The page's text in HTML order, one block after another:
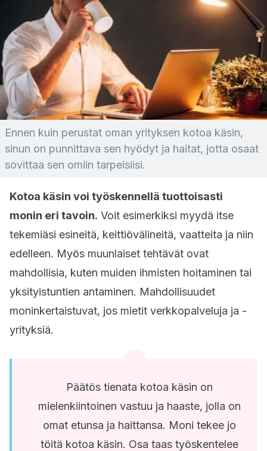
Ennen kuin perustat oman yrityksen kotoa käsin,
sinun on punnittava sen hyödyt ja haitat, jotta osaat
sovittaa sen omiin tarpeisiisi.
Kotoa käsin voi työskennellä tuottoisasti
monin eri tavoin. Voit esimerkiksi myydä itse
tekemiäsi esineitä, keittiövälineitä, vaatteita ja niin
edelleen. Myös muunlaiset tehtävät ovat
mahdollisia, kuten muiden ihmisten hoitaminen tai
yksityistuntien antaminen. Mahdollisuudet
moninkertaistuvat, jos mietit verkkopalveluja ja -
yrityksiä.
Päätös tienata kotoa käsin on
mielenkiintoinen vastuu ja haaste, jolla on
omat etunsa ja haittansa. Moni tekee jo
töitä kotoa käsin. Osa taas työskentelee